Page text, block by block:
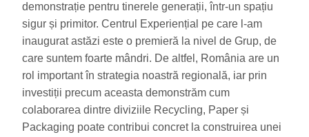
demonstrație pentru tinerele generații, într-un spațiu
sigur și primitor. Centrul Experiențial pe care l-am
inaugurat astăzi este o premieră la nivel de Grup, de
care suntem foarte mândri. De altfel, România are un
rol important în strategia noastră regională, iar prin
investiții precum aceasta demonstrăm cum
colaborarea dintre diviziile Recycling, Paper și
Packaging poate contribui concret la construirea unei